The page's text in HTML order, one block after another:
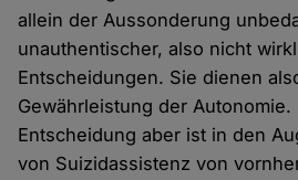
allein der Aussonderung
unauthentischer, also nicht
Entscheidungen. Sie dienen
Gewährleistung der Autonomie.
Entscheidung aber ist in den
von Suizidassistenz von